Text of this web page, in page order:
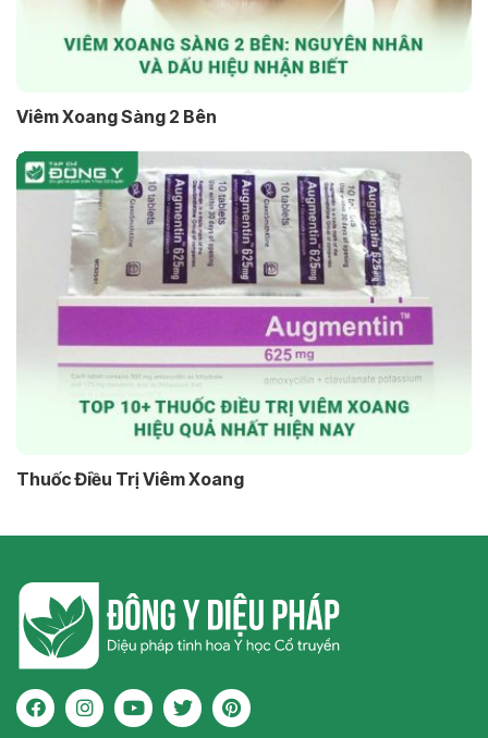
Viêm Xoang Sàng 2 Bên
Thuốc Điều Trị Viêm Xoang